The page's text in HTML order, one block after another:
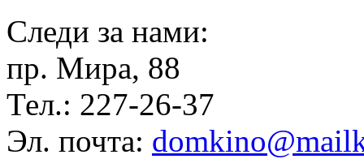
Следи за нами:
пр. Мира, 88
Тел.: 227-26-37
Эл. почта: